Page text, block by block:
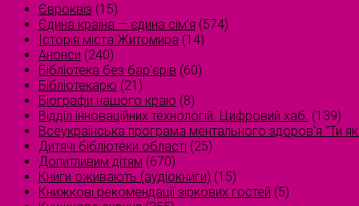
Євроквіз (15)
Єдина країна — єдина сім’я (574)
Історія міста Житомира (14)
Анонси (240)
Бібліотека без бар'єрів (60)
Бібліотекарю (21)
Біографи нашого краю (8)
Відділ інноваційних технологій. Цифровий хаб. (139)
Всеукраїнська програма ментального здоров'я "Ти
Дитячі бібліотеки області (25)
Допитливим дітям (670)
Книги оживають (аудіокниги) (15)
Книжкові рекомендації зіркових гостей (5)